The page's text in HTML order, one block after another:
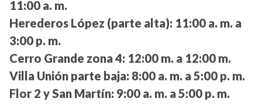
11:00 a. m.
Herederos López (parte alta): 11:00 a. m. a
3:00 p. m.
Cerro Grande zona 4: 12:00 m. a 12:00 m.
Villa Unión parte baja: 8:00 a. m. a 5:00 p. m.
Flor 2 y San Martín: 9:00 a. m. a 5:00 p. m.